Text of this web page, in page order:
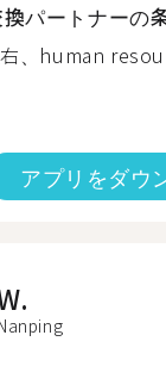
パートナーの
、human
アプリをダウ